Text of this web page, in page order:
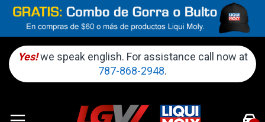
Yes! we speak english. For assistance call now at
787-868-2948.